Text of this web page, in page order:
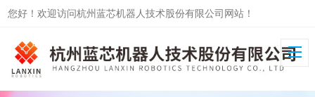
您好！欢迎访问杭州蓝芯机器人技术股份有限公司网站！